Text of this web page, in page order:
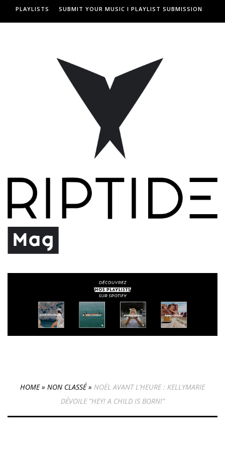
PLAYLISTS SUBMIT YOUR MUSIC I PLAYLIST SUBMISSION
HOME» NON CLASSÉ» NOËL AVANT L’HEURE : KELLYMARIE
DÉVOILE “HEY! A CHILD IS BORN!”